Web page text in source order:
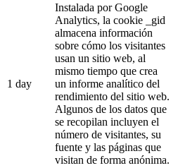
1 day
Instalada por Google
Analytics, la cookie _gid
almacena información
sobre cómo los visitantes
usan un sitio web, al
mismo tiempo que crea
un informe analítico del
rendimiento del sitio web.
Algunos de los datos que
se recopilan incluyen el
número de visitantes, su
fuente y las páginas que
visitan de forma anónima.